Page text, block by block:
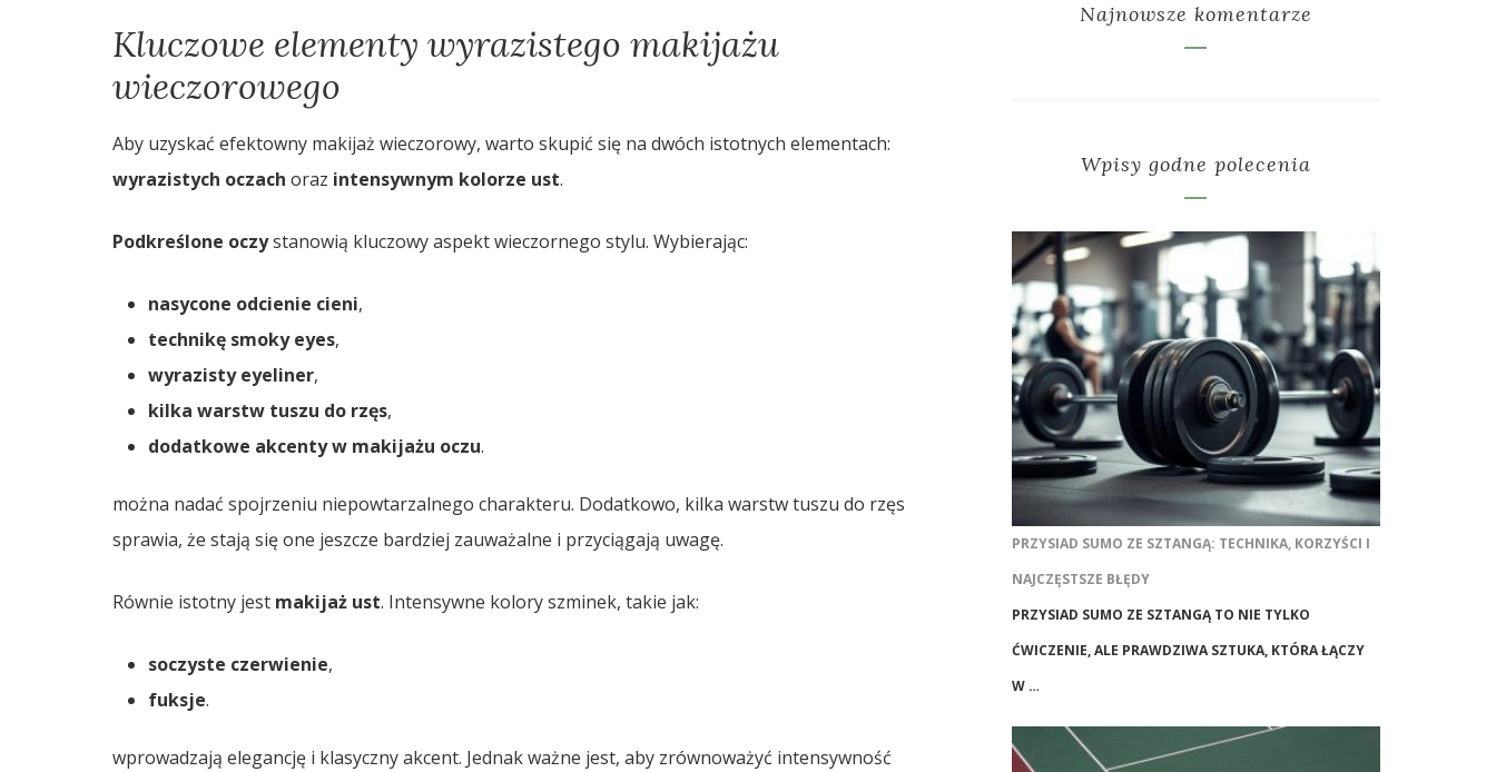
Kluczowe elementy wyrazistego makijażu
wieczorowego
Aby uzyskać efektowny makijaż wieczorowy, warto skupić się na dwóch istotnych elementach:
wyrazistych oczach oraz intensywnym kolorze ust.
Podkreślone oczystanowią kluczowy aspekt wieczornego stylu. Wybierając:
nasycone odcienie cieni,
technikę smoky eyes,
wyrazisty eyeliner,
kilka warstw tuszu do rzęs,
dodatkowe akcenty w makijażu oczu.
można nadać spojrzeniu niepowtarzalnego charakteru. Dodatkowo, kilka warstw tuszu do rzęs
sprawia, że stają się one jeszcze bardziej zauważalne i przyciągają uwagę.
Równie istotny jest makijaż ust. Intensywne kolory szminek, takie jak:
soczyste czerwienie,
fuksje.
wprowadzają elegancję i klasyczny akcent. Jednak ważne jest, aby zrównoważyć intensywność
Najnowsze komentarze
Wpisy godne polecenia
PRZYSIAD SUMO ZE SZTANGĄ: TECHNIKA, KORZYŚCI I
NAJCZĘSTSZE BŁĘDY
PRZYSIAD SUMO ZE SZTANGĄ TO NIE TYLKO
ĆWICZENIE, ALE PRAWDZIWA SZTUKA, KTÓRA ŁĄCZY
W …